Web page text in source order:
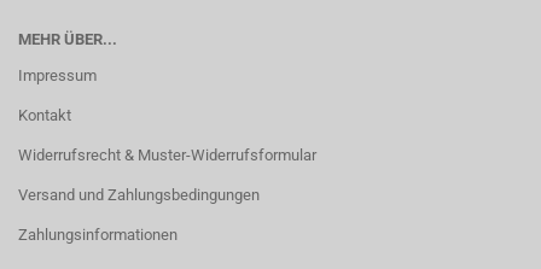
MEHR ÜBER...
Impressum
Kontakt
Widerrufsrecht & Muster-Widerrufsformular
Versand und Zahlungsbedingungen
Zahlungsinformationen